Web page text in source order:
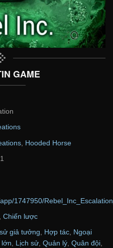
GAME
, Hooded Horse
1747950/
Chiến lược
giả tưởng, Hợp tác, Ngoại
lớn Lịch sử Quản lý Quân đội